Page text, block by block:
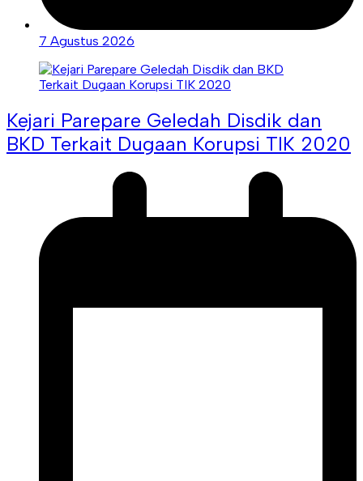
7 Agustus 2026
Kejari Parepare Geledah Disdik dan
BKD Terkait Dugaan Korupsi TIK 2020